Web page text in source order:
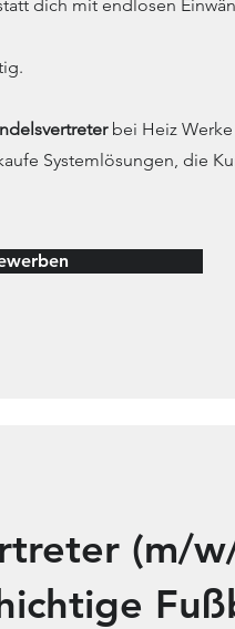
dich mit endlosen
bei Heiz Werke
Systemlösungen, die
(m/